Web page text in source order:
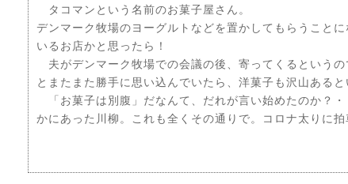
タコマンという名前のお菓子屋さん。
デンマーク牧場のヨーグルトなどを置かしてもらうこと
いるお店かと思ったら！
夫がデンマーク牧場での会議の後、寄ってくるという
とまたまた勝手に思い込んでいたら、洋菓子も沢山ある
「お菓子は別腹」だなんて、だれが言い始めたのか？
かにあった川柳。これも全くその通りで。コロナ太りに拍